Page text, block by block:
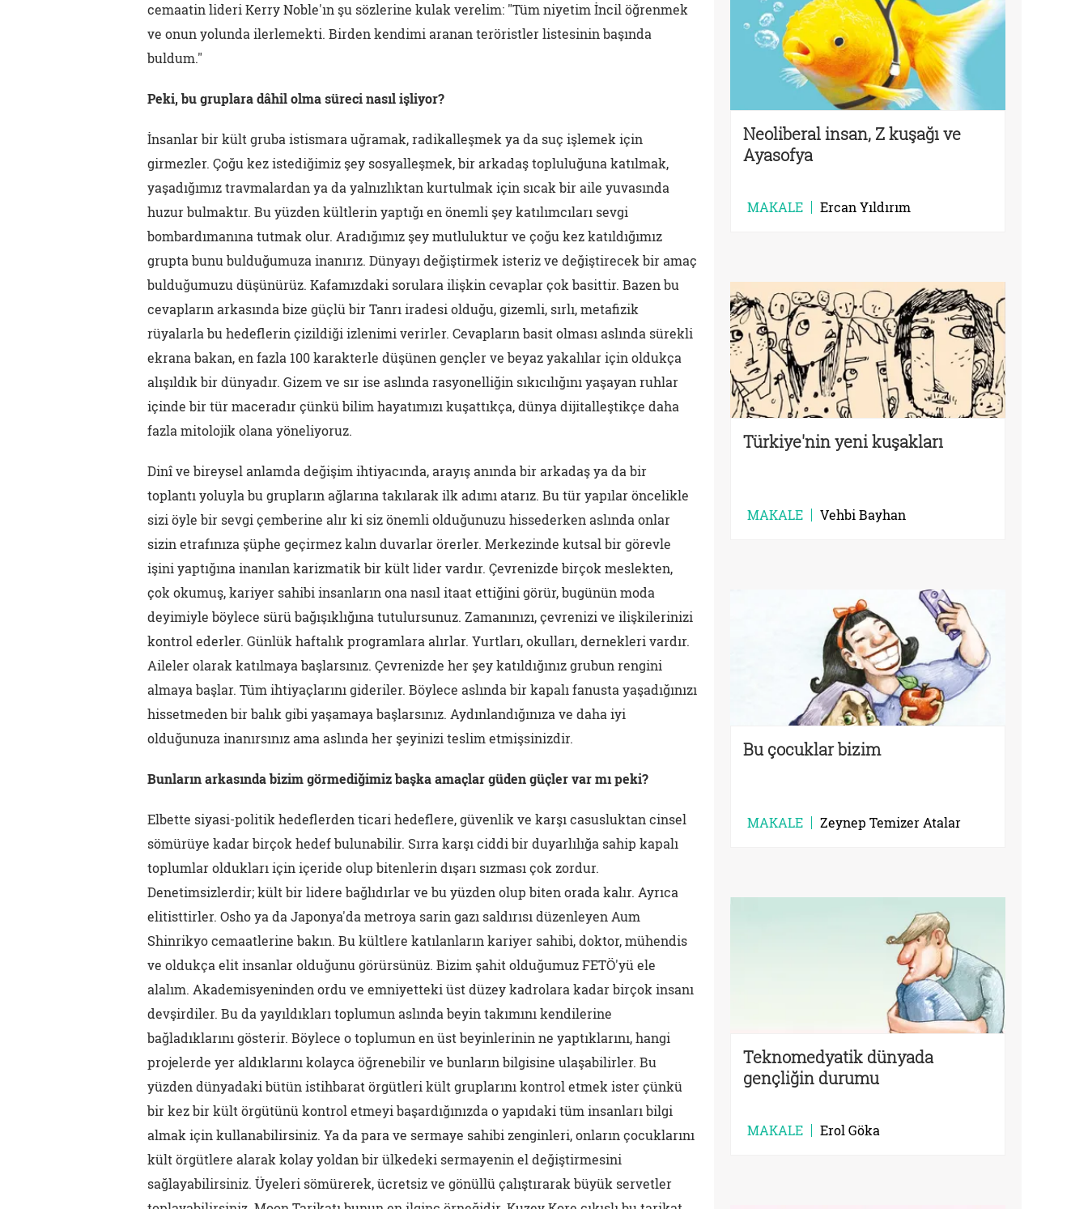
cemaatin lideri Kerry Noble'ın şu sözlerine kulak verelim: "Tüm niyetim İncil öğrenmek
ve onun yolunda ilerlemekti. Birden kendimi aranan teröristler listesinin başında
buldum."
Peki, bu gruplara dâhil olma süreci nasıl işliyor?
İnsanlar bir kült gruba istismara uğramak, radikalleşmek ya da suç işlemek için
girmezler. Çoğu kez istediğimiz şey sosyalleşmek, bir arkadaş topluluğuna katılmak,
yaşadığımız travmalardan ya da yalnızlıktan kurtulmak için sıcak bir aile yuvasında
huzur bulmaktır. Bu yüzden kültlerin yaptığı en önemli şey katılımcıları sevgi
bombardımanına tutmak olur. Aradığımız şey mutluluktur ve çoğu kez katıldığımız
grupta bunu bulduğumuza inanırız. Dünyayı değiştirmek isteriz ve değiştirecek bir amaç
bulduğumuzu düşünürüz. Kafamızdaki sorulara ilişkin cevaplar çok basittir. Bazen bu
cevapların arkasında bize güçlü bir Tanrı iradesi olduğu, gizemli, sırlı, metafizik
rüyalarla bu hedeflerin çizildiği izlenimi verirler. Cevapların basit olması aslında sürekli
ekrana bakan, en fazla 100 karakterle düşünen gençler ve beyaz yakalılar için oldukça
alışıldık bir dünyadır. Gizem ve sır ise aslında rasyonelliğin sıkıcılığını yaşayan ruhlar
içinde bir tür maceradır çünkü bilim hayatımızı kuşattıkça, dünya dijitalleştikçe daha
fazla mitolojik olana yöneliyoruz.
Dinî ve bireysel anlamda değişim ihtiyacında, arayış anında bir arkadaş ya da bir
toplantı yoluyla bu grupların ağlarına takılarak ilk adımı atarız. Bu tür yapılar öncelikle
sizi öyle bir sevgi çemberine alır ki siz önemli olduğunuzu hissederken aslında onlar
sizin etrafınıza şüphe geçirmez kalın duvarlar örerler. Merkezinde kutsal bir görevle
işini yaptığına inanılan karizmatik bir kült lider vardır. Çevrenizde birçok meslekten,
çok okumuş, kariyer sahibi insanların ona nasıl itaat ettiğini görür, bugünün moda
deyimiyle böylece sürü bağışıklığına tutulursunuz. Zamanınızı, çevrenizi ve ilişkilerinizi
kontrol ederler. Günlük haftalık programlara alırlar. Yurtları, okulları, dernekleri vardır.
Aileler olarak katılmaya başlarsınız. Çevrenizde her şey katıldığınız grubun rengini
almaya başlar. Tüm ihtiyaçlarını gideriler. Böylece aslında bir kapalı fanusta yaşadığınızı
hissetmeden bir balık gibi yaşamaya başlarsınız. Aydınlandığınıza ve daha iyi
olduğunuza inanırsınız ama aslında her şeyinizi teslim etmişsinizdir.
Bunların arkasında bizim görmediğimiz başka amaçlar güden güçler var mı peki?
Elbette siyasi-politik hedeflerden ticari hedeflere, güvenlik ve karşı casusluktan cinsel
sömürüye kadar birçok hedef bulunabilir. Sırra karşı ciddi bir duyarlılığa sahip kapalı
toplumlar oldukları için içeride olup bitenlerin dışarı sızması çok zordur.
Denetimsizlerdir; kült bir lidere bağlıdırlar ve bu yüzden olup biten orada kalır. Ayrıca
elitisttirler. Osho ya da Japonya'da metroya sarin gazı saldırısı düzenleyen Aum
Shinrikyo cemaatlerine bakın. Bu kültlere katılanların kariyer sahibi, doktor, mühendis
ve oldukça elit insanlar olduğunu görürsünüz. Bizim şahit olduğumuz FETÖ'yü ele
alalım. Akademisyeninden ordu ve emniyetteki üst düzey kadrolara kadar birçok insanı
devşirdiler. Bu da yayıldıkları toplumun aslında beyin takımını kendilerine
bağladıklarını gösterir. Böylece o toplumun en üst beyinlerinin ne yaptıklarını, hangi
projelerde yer aldıklarını kolayca öğrenebilir ve bunların bilgisine ulaşabilirler. Bu
yüzden dünyadaki bütün istihbarat örgütleri kült gruplarını kontrol etmek ister çünkü
bir kez bir kült örgütünü kontrol etmeyi başardığınızda o yapıdaki tüm insanları bilgi
almak için kullanabilirsiniz. Ya da para ve sermaye sahibi zenginleri, onların çocuklarını
kült örgütlere alarak kolay yoldan bir ülkedeki sermayenin el değiştirmesini
sağlayabilirsiniz. Üyeleri sömürerek, ücretsiz ve gönüllü çalıştırarak büyük servetler
Neoliberal insan, Z kuşağı ve
Ayasofya
MAKALE Ercan Yıldırım
Türkiye'nin yeni kuşakları
MAKALE Vehbi Bayhan
Bu çocuklar bizim
MAKALE Zeynep Temizer Atalar
Teknomedyatik dünyada
gençliğin durumu
MAKALE Erol Göka